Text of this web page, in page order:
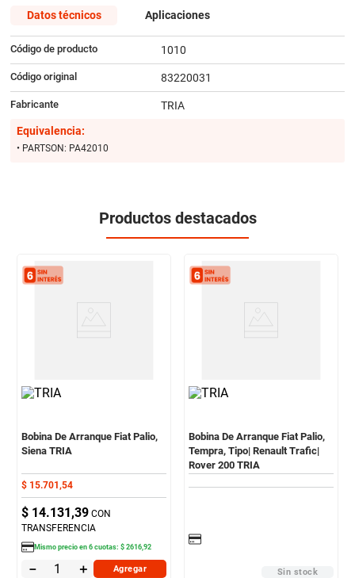
Datos técnicos Aplicaciones
Código de producto 1010
Código original 83220031
Fabricante
TRIA
Equivalencia:
• PARTSON: PA42010
Productos destacados
Bobina De Arranque Fiat Palio,
Siena TRIA
$ 15.701 ,54
$ 14.131,39 CON
TRANSFERENCIA
Mismo precio en 6cuotas: $ 2616, 92
＋
－ Agregar
Bobina De Arranque Fiat Palio,
Tempra, Tipo| Renault Trafic|
Rover 200 TRIA
Sin stock